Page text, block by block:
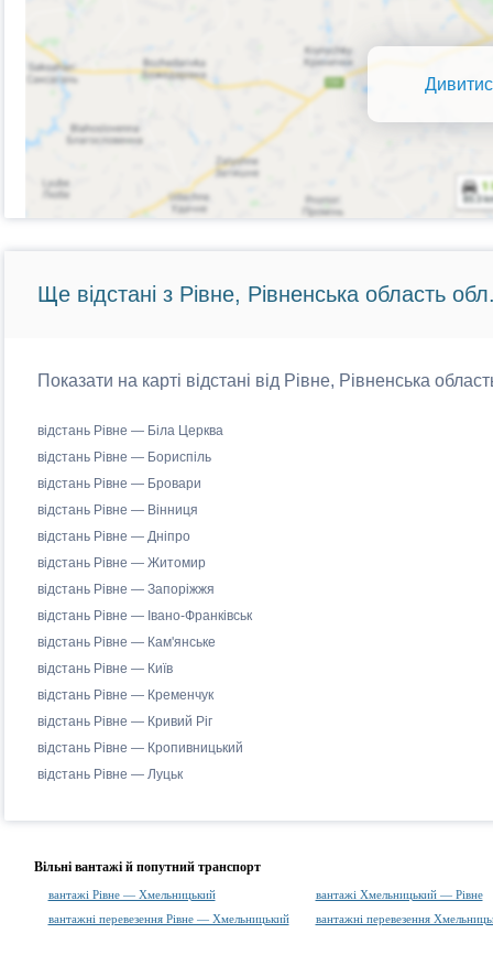
Ще відстані з Рівне, Рівненська область
Показати на карті відстані від Рівне, Рівненська
відстань Рівне — Біла Церква
відстань Рівне — Бориспіль
відстань Рівне — Бровари
відстань Рівне — Вінниця
відстань Рівне — Дніпро
відстань Рівне — Житомир
відстань Рівне — Запоріжжя
відстань Рівне — Івано-Франківськ
відстань Рівне — Кам'янське
відстань Рівне — Київ
відстань Рівне — Кременчук
відстань Рівне — Кривий Ріг
відстань Рівне — Кропивницький
відстань Рівне — Луцьк
Вільні вантажі й попутний транспорт
вантажі Рівне — Хмельницький
вантажі Хмельницький — Рівне
вантажні перевезення Рівне — Хмельницький
вантажні перевезення